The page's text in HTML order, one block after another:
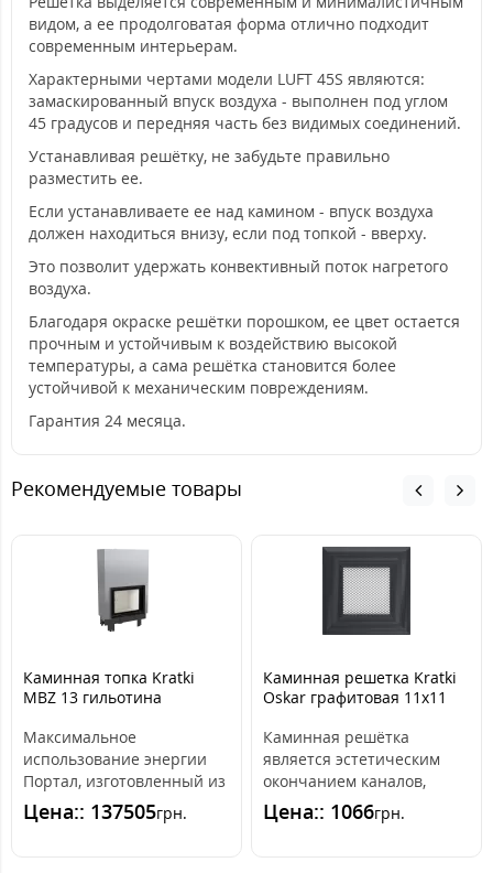
видом, а ее продолговатая форма отлично подходит
современным интерьерам.
Характерными чертами модели LUFT 45S являются:
замаскированный впуск воздуха - выполнен под углом
45 градусов и передняя часть без видимых соединений.
Устанавливая решётку, не забудьте правильно
разместить ее.
Если устанавливаете ее над камином - впуск воздуха
должен находиться внизу, если под топкой - вверху.
Это позволит удержать конвективный поток нагретого
воздуха.
Благодаря окраске решётки порошком, ее цвет остается
прочным и устойчивым к воздействию высокой
температуры, а сама решётка становится более
устойчивой к механическим повреждениям.
Гарантия 24 месяца.
Рекомендуемые товары
Каминная топка Kratki
MBZ 13 гильотина
Максимальное
использование энергии
Портал, изготовленный из
високогатункової стали, и
передняя часть..
Цена:: 137505грн.
Каминная решетка Kratki
Oskar графитовая 11x11
Каминная решётка
является эстетическим
окончанием каналов,
распределяющих горячий
воздух из камина. ..
Цена:: 1066грн.